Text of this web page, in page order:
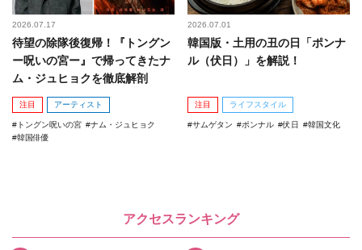
2026.07.17
待望の除隊後復帰！『トングン
ー呪いの宮ー』で帰ってきたナ
ム・ジュヒョクを徹底解剖
注目 アーティスト
トングン呪いの宮
ナム・ジュヒョク
韓国俳優
2026.07.01
韓国版・土用の丑の日「ポンナ
ル（伏日）」を解説！
注目 ライフスタイル
サムゲタン ポンナル 伏日 韓国文化
アクセスランキング